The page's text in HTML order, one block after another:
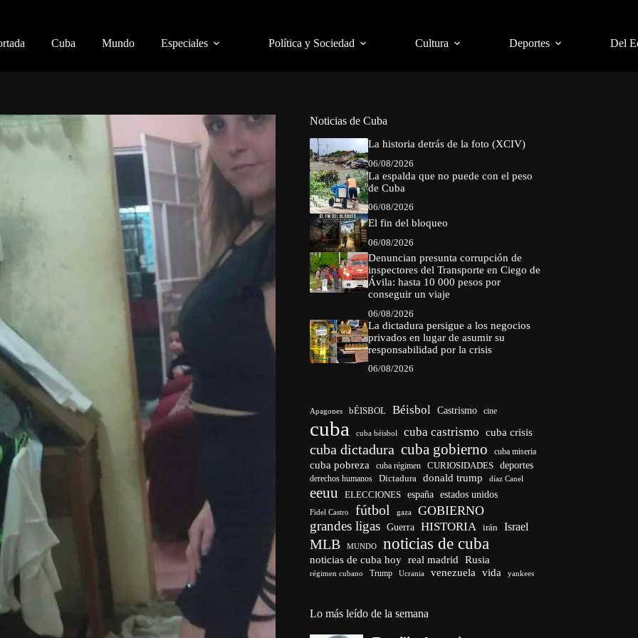
Cuba Mundo Especiales Política y Sociedad Cultura Deportes Del
Noticias de Cuba
La historia detrás de la foto (XCIV)
06/08/2026
La espalda que no puede con el peso
de Cuba
06/08/2026
El fin del bloqueo
06/08/2026
Denuncian presunta corrupción de
inspectores del Transporte en Ciego de
Ávila: hasta 10 000 pesos por
conseguir un viaje
06/08/2026
La dictadura persigue a los negocios
privados en lugar de asumir su
responsabilidad por la crisis
06/08/2026
Apagones bÉISBOL Béisbol Castrismo cine
cuba cuba béisbol cuba castrismo cuba crisis
cuba dictadura cuba gobierno cuba miseria
cuba pobreza cuba régimen CURIOSIDADES deportes
derechos humanos Dictadura donald trump díaz Canel
eeuu ELECCIONES españa estados unidos
Fidel Castro fútbol gaza GOBIERNO
grandes ligas Guerra HISTORIA irán Israel
MLB MUNDO noticias de cuba
noticias de cuba hoy real madrid Rusia
régimen cubano Trump Ucrania venezuela vida yankees
Lo más leído de la semana